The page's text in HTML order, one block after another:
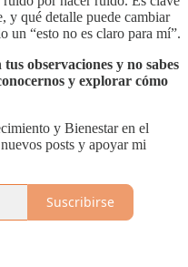
y qué detalle puede cambiar
un “esto no es claro para mí”.
observaciones y no sabes
y explorar cómo
y Bienestar en el
posts y apoyar mi
Suscribirse